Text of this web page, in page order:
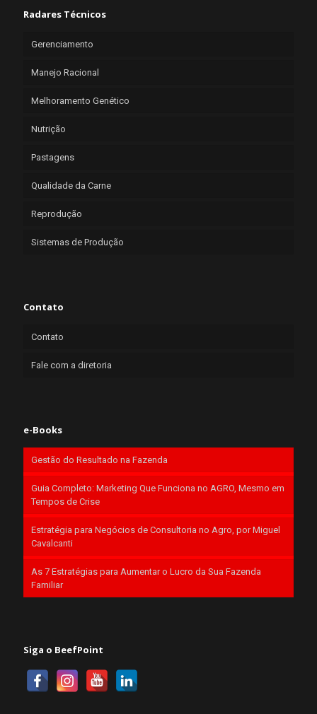
Radares Técnicos
Gerenciamento
Manejo Racional
Melhoramento Genético
Nutrição
Pastagens
Qualidade da Carne
Reprodução
Sistemas de Produção
Contato
Contato
Fale com a diretoria
e-Books
Gestão do Resultado na Fazenda
Guia Completo: Marketing Que Funciona no AGRO, Mesmo em
Tempos de Crise
Estratégia para Negócios de Consultoria no Agro, por Miguel
Cavalcanti
As 7 Estratégias para Aumentar o Lucro da Sua Fazenda
Familiar
Siga o BeefPoint